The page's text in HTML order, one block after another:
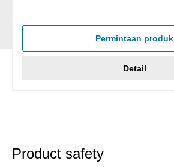
Permintaan produk
Detail
Product safety